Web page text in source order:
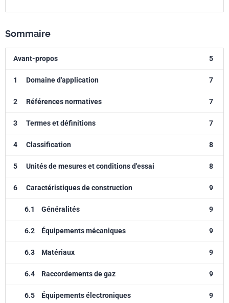
Sommaire
Avant-propos 5
1 Domaine d'application 7
2 Références normatives 7
3 Termes et définitions 7
4 Classification 8
5 Unités de mesures et conditions d'essai 8
6 Caractéristiques de construction 9
6.1 Généralités 9
6.2 Équipements mécaniques 9
6.3 Matériaux 9
6.4 Raccordements de gaz 9
6.5 Équipements électroniques 9